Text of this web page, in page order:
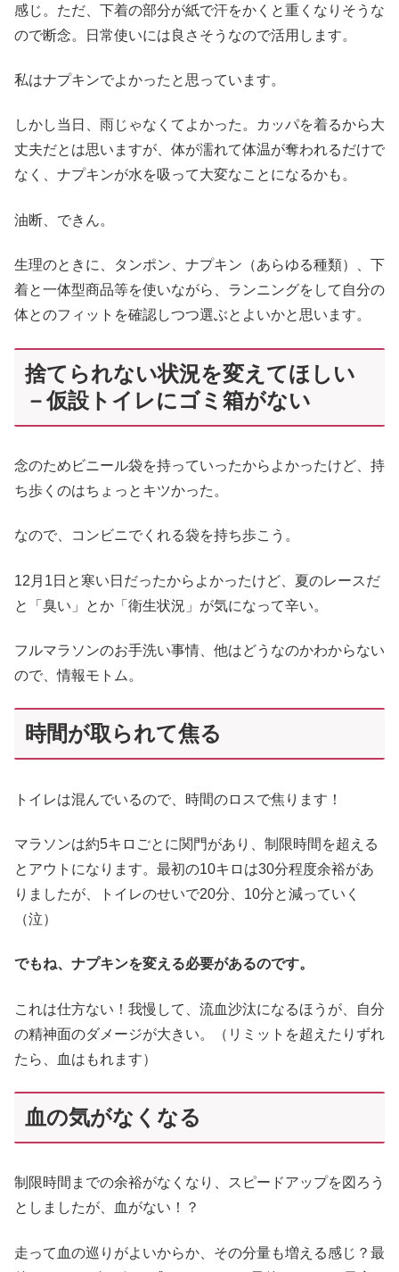
感じ。ただ、下着の部分が紙で汗をかくと重くなりそうな
ので断念。日常使いには良さそうなので活用します。
私はナプキンでよかったと思っています。
しかし当日、雨じゃなくてよかった。カッパを着るから大
丈夫だとは思いますが、体が濡れて体温が奪われるだけで
なく、ナプキンが水を吸って大変なことになるかも。
油断、できん。
生理のときに、タンポン、ナプキン（あらゆる種類）、下
着と一体型商品等を使いながら、ランニングをして自分の
体とのフィットを確認しつつ選ぶとよいかと思います。
捨てられない状況を変えてほしい
－仮設トイレにゴミ箱がない
念のためビニール袋を持っていったからよかったけど、持
ち歩くのはちょっとキツかった。
なので、コンビニでくれる袋を持ち歩こう。
12月1日と寒い日だったからよかったけど、夏のレースだ
と「臭い」とか「衛生状況」が気になって辛い。
フルマラソンのお手洗い事情、他はどうなのかわからない
ので、情報モトム。
時間が取られて焦る
トイレは混んでいるので、時間のロスで焦ります！
マラソンは約5キロごとに関門があり、制限時間を超える
とアウトになります。最初の10キロは30分程度余裕があ
りましたが、トイレのせいで20分、10分と減っていく
（泣）
でもね、ナプキンを変える必要があるのです。
これは仕方ない！我慢して、流血沙汰になるほうが、自分
の精神面のダメージが大きい。（リミットを超えたりずれ
たら、血はもれます）
血の気がなくなる
制限時間までの余裕がなくなり、スピードアップを図ろう
としましたが、血がない！？
走って血の巡りがよいからか、その分量も増える感じ？最